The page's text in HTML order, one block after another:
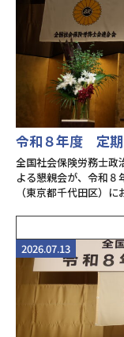
令和８年度 定
全国社会保険労務士政
よる懇親会が、令和８
（東京都千代田区）に
2026.07.13